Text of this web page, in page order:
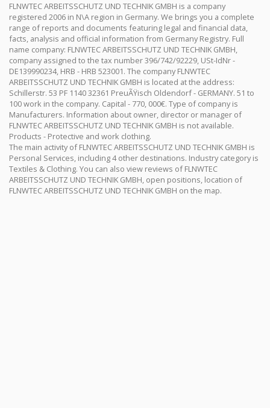
FLNWTEC ARBEITSSCHUTZ UND TECHNIK GMBH is a company
registered 2006 in N\A region in Germany. We brings you a complete
range of reports and documents featuring legal and financial data,
facts, analysis and official information from Germany Registry. Full
name company: FLNWTEC ARBEITSSCHUTZ UND TECHNIK GMBH,
company assigned to the tax number 396/742/92229, USt-IdNr -
DE139990234, HRB - HRB 523001. The company FLNWTEC
ARBEITSSCHUTZ UND TECHNIK GMBH is located at the address:
Schillerstr. 53 PF 1140 32361 PreuÃŸisch Oldendorf - GERMANY. 51 to
100 work in the company. Capital - 770, 000€. Type of company is
Manufacturers. Information about owner, director or manager of
FLNWTEC ARBEITSSCHUTZ UND TECHNIK GMBH is not available.
Products - Protective and work clothing.
The main activity of FLNWTEC ARBEITSSCHUTZ UND TECHNIK GMBH is
Personal Services, including 4 other destinations. Industry category is
Textiles & Clothing. You can also view reviews of FLNWTEC
ARBEITSSCHUTZ UND TECHNIK GMBH, open positions, location of
FLNWTEC ARBEITSSCHUTZ UND TECHNIK GMBH on the map.